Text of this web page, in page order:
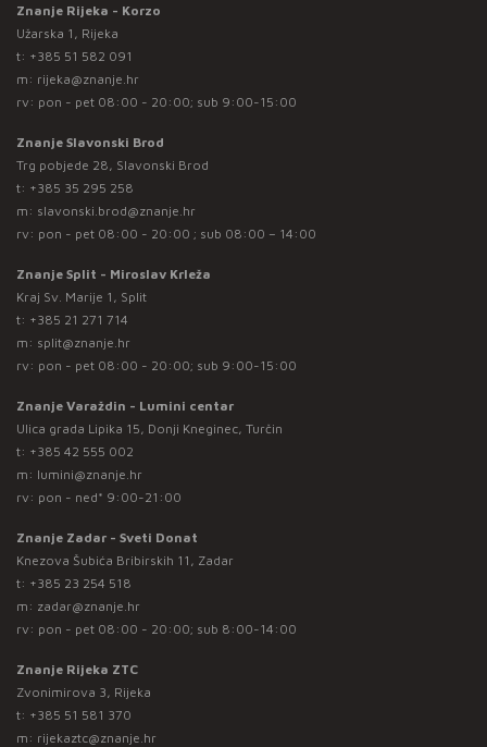
Znanje Rijeka - Korzo
Užarska 1, Rijeka
t: +385 51 582 091
m: rijeka@znanje.hr
rv: pon - pet 08:00 - 20:00; sub 9:00-15:00
Znanje Slavonski Brod
Trg pobjede 28, Slavonski Brod
t: +385 35 295 258
m: slavonski.brod@znanje.hr
rv: pon - pet 08:00 - 20:00 ; sub 08:00 – 14:00
Znanje Split - Miroslav Krleža
Kraj Sv. Marije 1, Split
t: +385 21 271 714
m: split@znanje.hr
rv: pon - pet 08:00 - 20:00; sub 9:00-15:00
Znanje Varaždin - Lumini centar
Ulica grada Lipika 15, Donji Kneginec, Turčin
t: +385 42 555 002
m: lumini@znanje.hr
rv: pon - ned* 9:00-21:00
Znanje Zadar - Sveti Donat
Knezova Šubića Bribirskih 11, Zadar
t: +385 23 254 518
m: zadar@znanje.hr
rv: pon - pet 08:00 - 20:00; sub 8:00-14:00
Znanje Rijeka ZTC
Zvonimirova 3, Rijeka
t: +385 51 581 370
m: rijekaztc@znanje.hr